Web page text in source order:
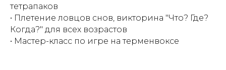
тетрапаков
• Плетение ловцов снов, викторина "Что? Где?
Когда?" для всех возрастов
• Мастер-класс по игре на терменвоксе